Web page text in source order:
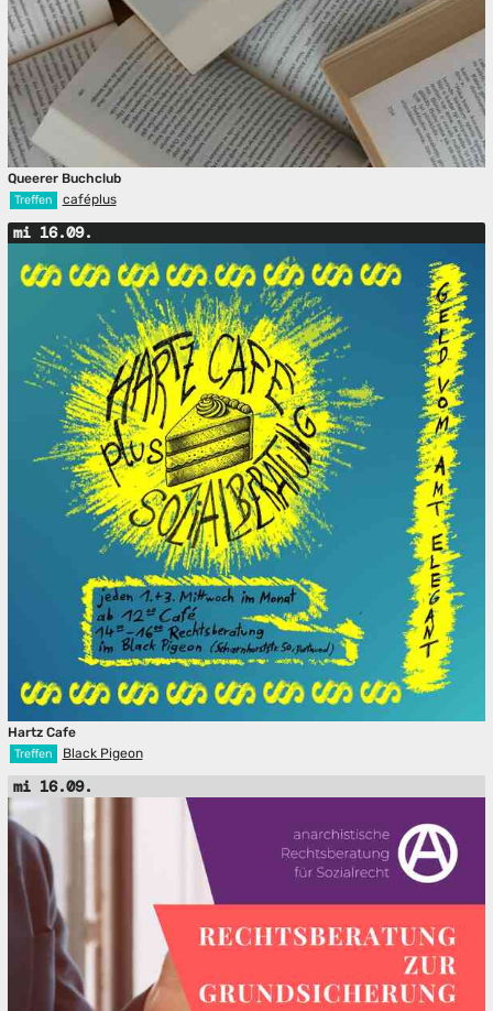
Queerer Buchclub
Treffen caféplus
mi 16.09.
Hartz Cafe
Treffen Black Pigeon
mi 16.09.